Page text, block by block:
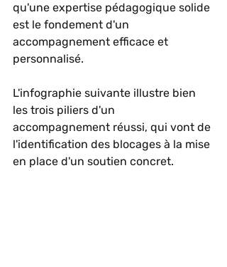
qu'une expertise pédagogique solide
est le fondement d'un
accompagnement efficace et
personnalisé.
L'infographie suivante illustre bien
les trois piliers d'un
accompagnement réussi, qui vont de
l'identification des blocages à la mise
en place d'un soutien concret.